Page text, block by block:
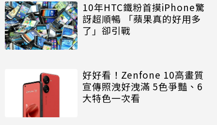
10年HTC鐵粉首摸iPhone驚
訝超順暢 「蘋果真的好用多
了」卻引戰
好好看！Zenfone 10高畫質
宣傳照洩好洩滿 5色爭豔、6
大特色一次看